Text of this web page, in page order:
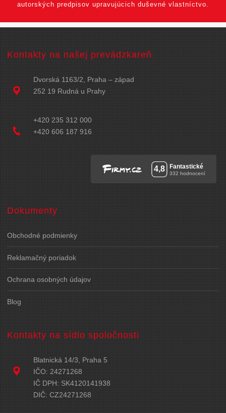
autorských predpisov upravujúcich duševné vlastníctvo.
Kontakty na našej prevádzkareň
Dvorská 1163/2, Praha – západ
252 19 Rudná u Prahy
+420 235 312 000
+420 606 187 916
Dokumenty
Obchodné podmienky
Reklamačný poriadok
Ochrana osobných údajov
Blog
Kontakty na sídlo spoločnosti
Blatnická 14/3, Praha 5
IČO: 24271268
IČ DPH: SK4120141938
DIČ: CZ24271268